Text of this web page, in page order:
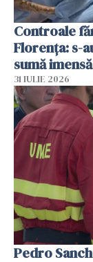
Controale
Florența: s-
sumă
31 IULIE 2026
Pedro